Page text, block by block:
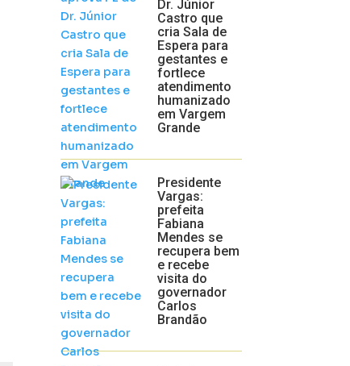
Dr. Júnior
Castro que
cria Sala de
Espera para
gestantes e
fortlece
atendimento
humanizado
em Vargem
Grande
Presidente
Vargas:
prefeita
Fabiana
Mendes se
recupera bem
e recebe
visita do
governador
Carlos
Brandão